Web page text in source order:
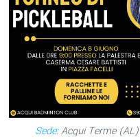
Sede:Acqui Terme (AL)
STAFF TECNICO
CTF –
ATLETI
SCHEDE ATLETI
VOLA CON NOI